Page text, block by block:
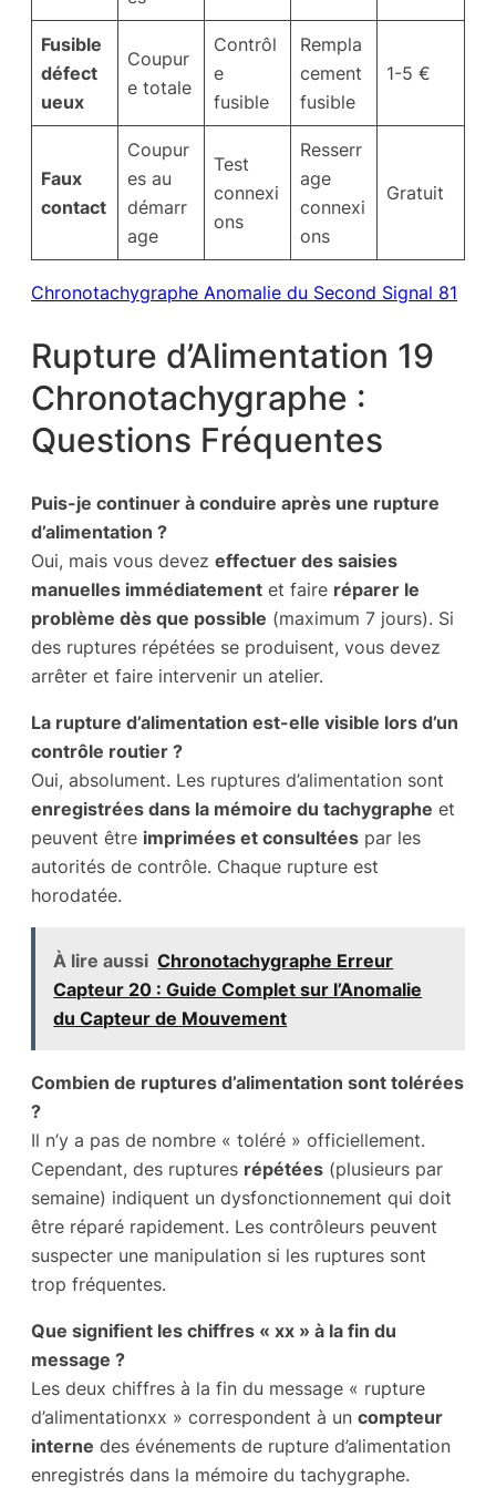
Fusible
défect
ueux
Coupur
e totale
Contrôl
e
fusible
Rempla
cement
fusible
1-5 €
Faux
contact
Coupur
es au
démarr
age
Test
connexi
ons
Resserr
age
connexi
ons
Gratuit
Chronotachygraphe Anomalie du Second Signal 81
Rupture d’Alimentation 19
Chronotachygraphe :
Questions Fréquentes
Puis-je continuer à conduire après une rupture
d’alimentation ?
Oui, mais vous devez effectuer des saisies
manuelles immédiatement et faire réparer le
problème dès que possible (maximum 7 jours). Si
des ruptures répétées se produisent, vous devez
arrêter et faire intervenir un atelier.
La rupture d’alimentation est-elle visible lors d’un
contrôle routier ?
Oui, absolument. Les ruptures d’alimentation sont
enregistrées dans la mémoire du tachygraphe et
peuvent être imprimées et consultées par les
autorités de contrôle. Chaque rupture est
horodatée.
À lire aussi Chronotachygraphe Erreur
Capteur 20 : Guide Complet sur l’Anomalie
du Capteur de Mouvement
Combien de ruptures d’alimentation sont tolérées
?
Il n’y a pas de nombre « toléré » officiellement.
Cependant, des ruptures répétées (plusieurs par
semaine) indiquent un dysfonctionnement qui doit
être réparé rapidement. Les contrôleurs peuvent
suspecter une manipulation si les ruptures sont
trop fréquentes.
Que signifient les chiffres « xx » à la fin du
message ?
Les deux chiffres à la fin du message « rupture
d’alimentationxx » correspondent à un compteur
interne des événements de rupture d’alimentation
enregistrés dans la mémoire du tachygraphe.